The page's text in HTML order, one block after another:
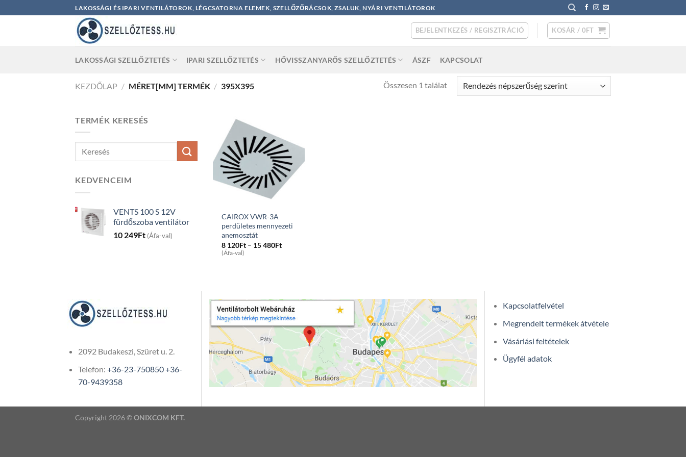
to
LAKOSSÁGI ÉS IPARI VENTILÁTOROK, LÉGCSATORNA ELEMEK, SZELLŐZŐRÁCSOK, ZSALUK, NYÁRI VENTILÁTOROK
BEJELENTKEZÉS / REGISZTRÁCIÓ KOSÁR / 0FT
LAKOSSÁGI SZELLŐZTETÉS IPARI SZELLŐZTETÉS HŐVISSZANYARŐS SZELLŐZTETÉS ÁSZF KAPCSOLAT
KEZDŐLAP / MÉRET[MM] TERMÉK / 395X395 Összesen 1 találat
TERMÉK KERESÉS
KEDVENCEIM
VENTS 100 S 12V
fürdőszoba ventilátor
10 249Ft (Áfa-val)
CAIROX VWR-3A
perdületes mennyezeti
anemosztát
8 120Ft – 15 480FtPrice
(Áfa-val)
2092 Budakeszi, Szüret u. 2.
Telefon: +36-23-750850+36-
70-9439358
Kapcsolatfelvétel
Megrendelt termékek átvétele
Vásárlási feltételek
Ügyfél adatok
Copyright 2026 ©ONIXCOM KFT.